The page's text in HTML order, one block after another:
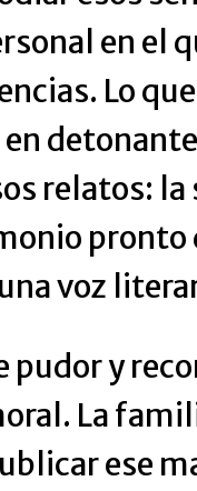
en el
Lo
relatos:
pronto
voz
pudor y
La
ese